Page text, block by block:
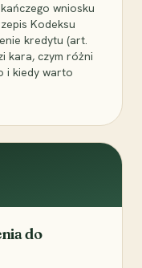
wniosku
Kodeksu
kredytu (art.
kara, czym różni
i kiedy warto
do